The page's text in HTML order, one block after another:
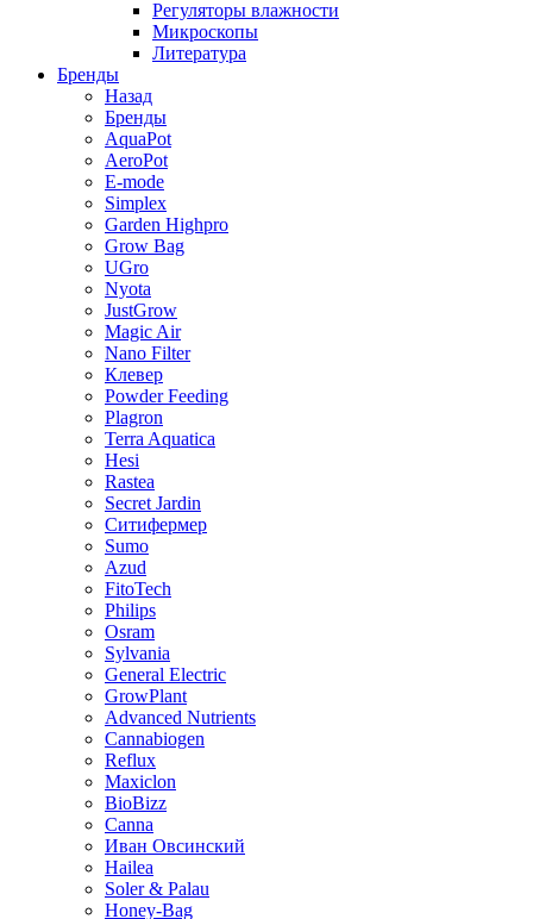
Регуляторы влажности
Микроскопы
Литература
Бренды
Назад
Бренды
AquaPot
AeroPot
E-mode
Simplex
Garden Highpro
Grow Bag
UGro
Nyota
JustGrow
Magic Air
Nano Filter
Клевер
Powder Feeding
Plagron
Terra Aquatica
Hesi
Rastea
Secret Jardin
Ситифермер
Sumo
Azud
FitoTech
Philips
Osram
Sylvania
General Electric
GrowPlant
Advanced Nutrients
Cannabiogen
Reflux
Maxiclon
BioBizz
Canna
Иван Овсинский
Hailea
Soler & Palau
Honey-Bag